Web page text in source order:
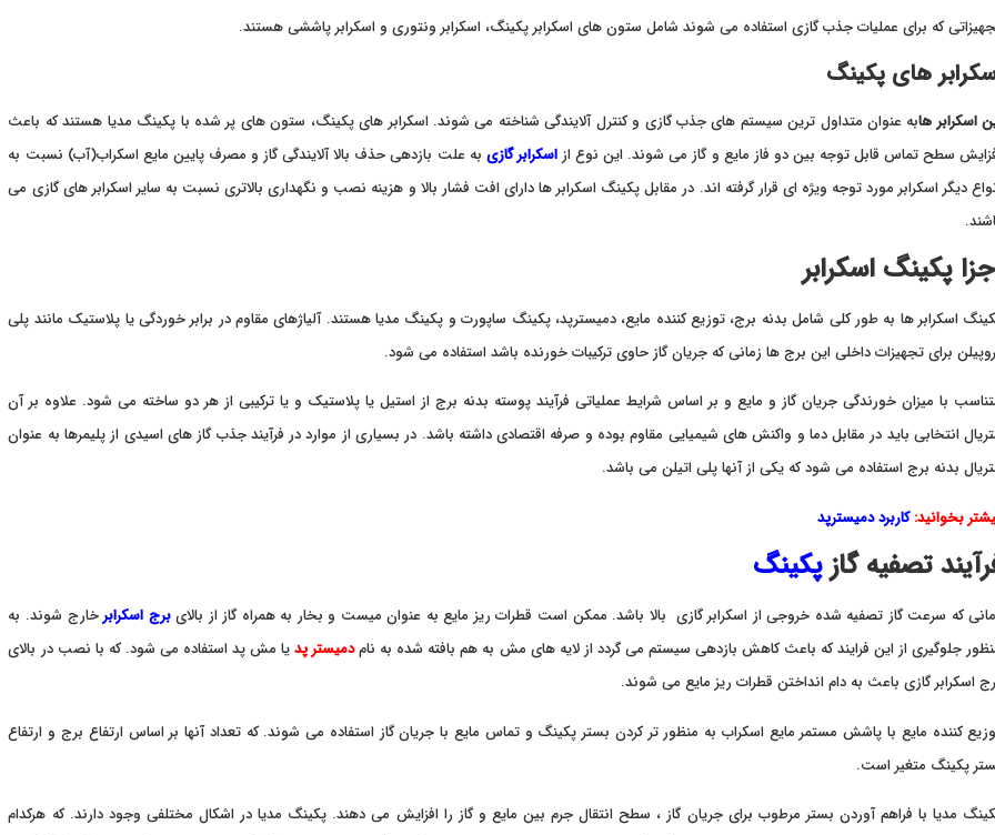
که برای عملیات جذب گازی استفاده می شوند شامل ستون های اسکرابر پکینگ، اسکرابر ونتوری و اسکرابر پاششی هستند.
های پکینگ
اسکرابر هابه عنوان متداول ترین سیستم های جذب گازی و کنترل آلایندگی شناخته می شوند. اسکرابر های پکینگ، ستون های پر شده با پکینگ مدیا هستند که باعث
سطح تماس قابل توجه بین دو فاز مایع و گاز می شوند. این نوع ازاسکرابر گازی به علت بازدهی حذف بالا آلایندگی گاز و مصرف پایین مایع اسکراب(آب) نسبت به
دیگر اسکرابر مورد توجه ویژه ای قرار گرفته اند. در مقابل پکینگ اسکرابر ها دارای افت فشار بالا و هزینه نصب و نگهداری بالاتری نسبت به سایر اسکرابر های گازی می
پکینگ اسکرابر
اسکرابر ها به طور کلی شامل بدنه برج، توزیع کننده مایع، دمیسترپد، پکینگ ساپورت و پکینگ مدیا هستند. آلیاژهای مقاوم در برابر خوردگی یا پلاستیک مانند پلی
برای تجهیزات داخلی این برج ها زمانی که جریان گاز حاوی ترکیبات خورنده باشد استفاده می شود.
با میزان خورندگی جریان گاز و مایع و بر اساس شرایط عملیاتی فرآیند پوسته بدنه برج از استیل یا پلاستیک و یا ترکیبی از هر دو ساخته می شود. علاوه بر آن
انتخابی باید در مقابل دما و واکنش های شیمیایی مقاوم بوده و صرفه اقتصادی داشته باشد. در بسیاری از موارد در فرآیند جذب گاز های اسیدی از پلیمرها به عنوان
بدنه برج استفاده می شود که یکی از آنها پلی اتیلن می باشد.
بخوانید: کاربرد دمیسترپد
تصفیه گازپکینگ
که سرعت گاز تصفیه شده خروجی از اسکرابر گازی بالا باشد. ممکن است قطرات ریز مایع به عنوان میست و بخار به همراه گاز از بالایبرج اسکرابرخارج شوند. به
جلوگیری از این فرایند که باعث کاهش بازدهی سیستم می گردد از لایه های مش به هم بافته شده به نامدمیستر پدیا مش پد استفاده می شود. که با نصب در بالای
اسکرابر گازی باعث به دام انداختن قطرات ریز مایع می شوند.
کننده مایع با پاشش مستمر مایع اسکراب به منظور تر کردن بستر پکینگ و تماس مایع با جریان گاز استفاده می شوند. که تعداد آنها بر اساس ارتفاع برج و ارتفاع
پکینگ متغیر است.
مدیا با فراهم آوردن بستر مرطوب برای جریان گاز ، سطح انتقال جرم بین مایع و گاز را افزایش می دهند. پکینگ مدیا در اشکال مختلفی وجود دارند. که هرکدام